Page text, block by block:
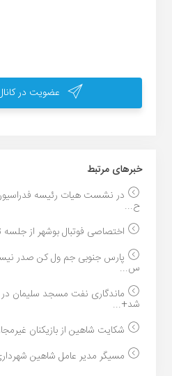
عضویت در
خبر‌های مرتبط
در نشست هیات رئیسه
ح...
اختصاصی فوتبال بوشهر از
س...
ماندگاری نفت مسجد سلیمان
شد+...
شکایت شاهین از بازیکنان
مسیگر مدیر عامل شاهین